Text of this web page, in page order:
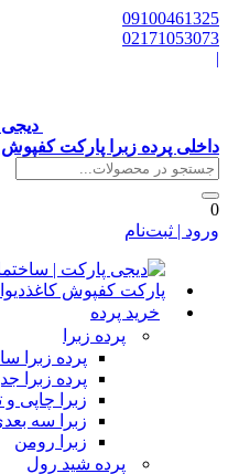
دیجی
پرده زبرا پارکت کفپوش
| ثبت‌نام
خرید پرده
پرده زبرا
پرده زبرا
پرده زبرا
زبرا چاپی و
زبرا سه
زبرا رومن
پرده شید رول